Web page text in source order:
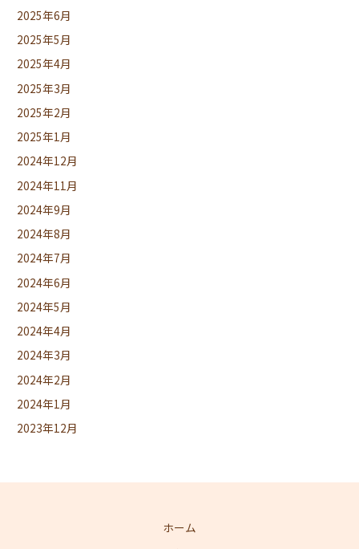
2025年6月
2025年5月
2025年4月
2025年3月
2025年2月
2025年1月
2024年12月
2024年11月
2024年9月
2024年8月
2024年7月
2024年6月
2024年5月
2024年4月
2024年3月
2024年2月
2024年1月
2023年12月
ホーム